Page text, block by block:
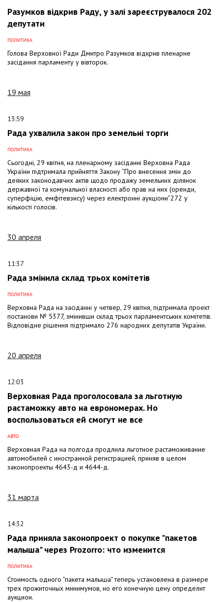
Разумков відкрив Раду, у залі зареєструвалося 202
депутати
ПОЛИТИКА
Голова Верховної Ради Дмитро Разумков відкрив пленарне
засідання парламенту у вівторок.
19 мая
13:59
Рада ухвалила закон про земельні торги
ПОЛИТИКА
Сьогодні, 29 квітня, на пленарному засіданні Верховна Рада
України підтримала прийняття Закону “Про внесення змін до
деяких законодавчих актів щодо продажу земельних ділянок
державної та комунальної власності або прав на них (оренди,
суперфіцію, емфітевзису) через електронні аукціони”272 у
кількості голосів.
30 апреля
11:37
Рада змінила склад трьох комітетів
ПОЛИТИКА
Верховна Рада на засіданні у четвер, 29 квітня, підтримала проект
постанови № 5377, змінивши склад трьох парламентських комітетів.
Відповідне рішення підтримало 276 народних депутатів України.
20 апреля
12:03
Верховная Рада проголосовала за льготную
растаможку авто на еврономерах. Но
воспользоваться ей смогут не все
АВТО
Верховная Рада на полгода продлила льготное растаможивание
автомобилей с иностранной регистрацией, приняв в целом
законопроекты 4643-д и 4644-д.
31 марта
14:32
Рада приняла законопроект о покупке "пакетов
малыша" через Prozorro: что изменится
ПОЛИТИКА
Стоимость одного "пакета малыша" теперь установлена в размере
трех прожиточных минимумов, но его конечную цену определит
аукцион.